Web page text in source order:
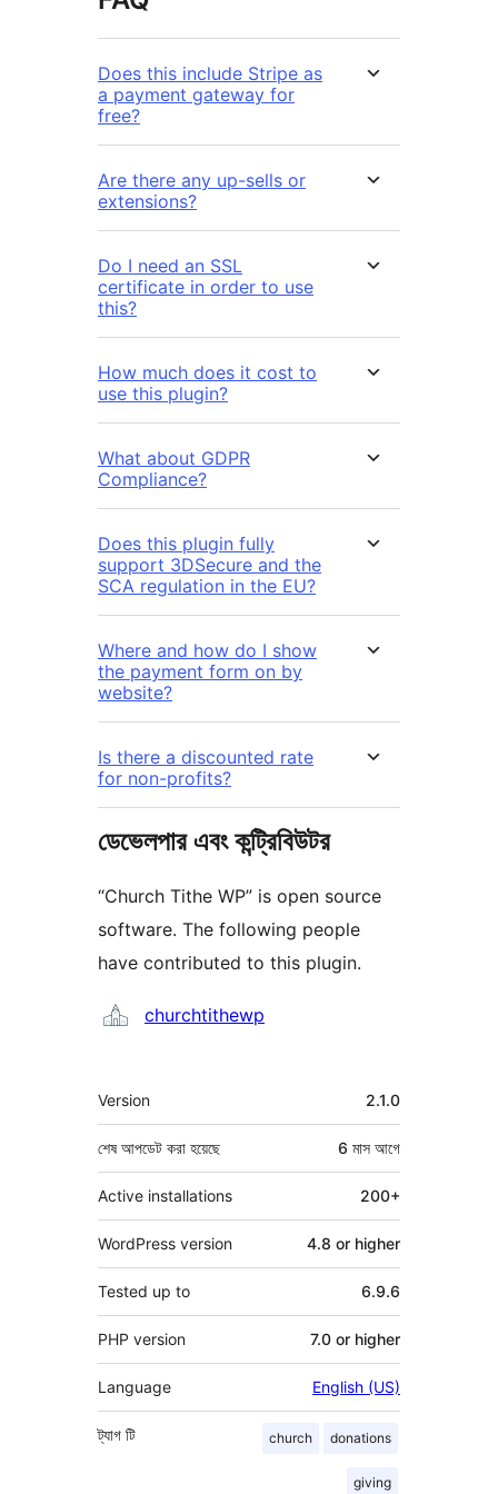
Does this include Stripe as
a payment gateway for
free?
Are there any up-sells or
extensions?
Do I need an SSL
certificate in order to use
this?
How much does it cost to
use this plugin?
What about GDPR
Compliance?
Does this plugin fully
support 3DSecure and the
SCA regulation in the EU?
Where and how do I show
the payment form on by
website?
Is there a discounted rate
for non-profits?
ডেভেলপার এবং কন্ট্রিবিউটর
“Church Tithe WP” is open source
software. The following people
have contributed to this plugin.
কন্ট্রিবিউটরchurchtithewp
মেটা
Version 2.1.0
শেষ আপডেট করা হয়েছে 6 মাস আগে
Active installations 200+
WordPress version 4.8 or higher
Tested up to 6.9.6
PHP version 7.0 or higher
Language English (US)
ট্যাগ church donations
giving
টি